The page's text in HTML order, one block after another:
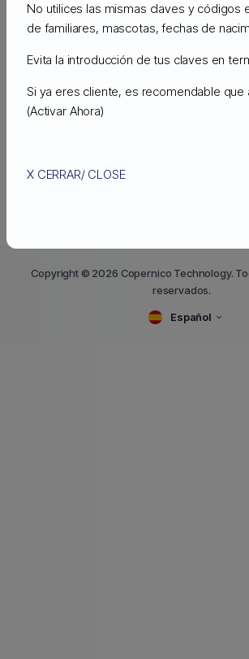
Copernico Cloud Storage tiene precios
$.0059 por GB/mes ($5.99 por TB/
Copyright © 2026 Copernico Technology.
reservados.
Español
No utilices las mismas claves y códigos
de familiares, mascotas, fechas de
Evita la introducción de tus claves en
Si ya eres cliente, es recomendable
(Activar Ahora)
X CERRAR/ CLOSE